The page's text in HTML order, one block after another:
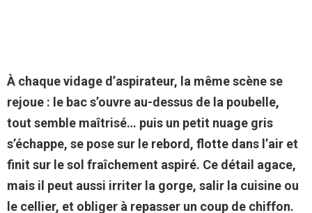
À chaque vidage d’aspirateur, la même scène se
rejoue : le bac s’ouvre au-dessus de la poubelle,
tout semble maîtrisé… puis un petit nuage gris
s’échappe, se pose sur le rebord, flotte dans l’air et
finit sur le sol fraîchement aspiré. Ce détail agace,
mais il peut aussi irriter la gorge, salir la cuisine ou
le cellier, et obliger à repasser un coup de chiffon.